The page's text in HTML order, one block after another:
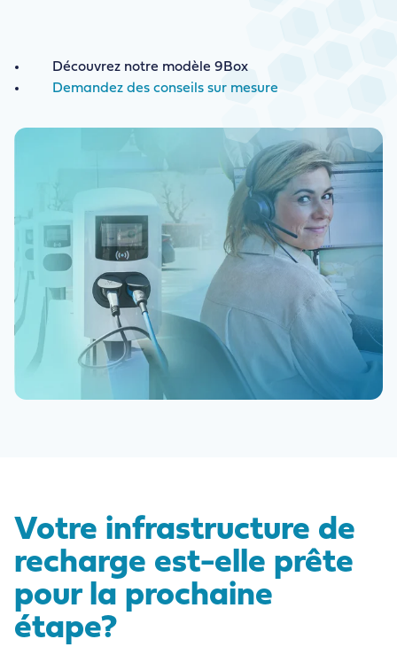
Découvrez notre modèle 9Box
Demandez des conseils sur mesure
Votre infrastructure de
recharge est-elle prête
pour la prochaine
étape?